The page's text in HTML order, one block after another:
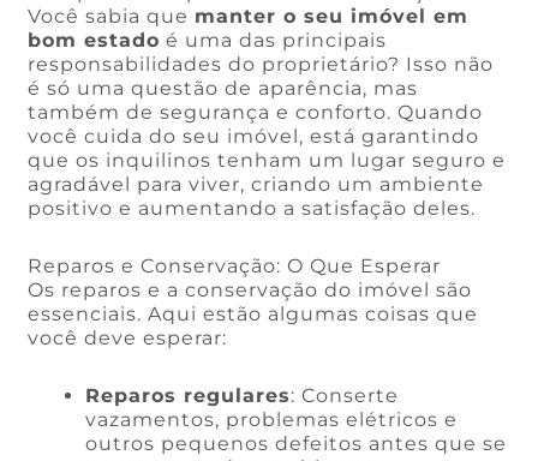
Você sabia que manter o seu imóvel em
bom estado é uma das principais
responsabilidades do proprietário? Isso não
é só uma questão de aparência, mas
também de segurança e conforto. Quando
você cuida do seu imóvel, está garantindo
que os inquilinos tenham um lugar seguro e
agradável para viver, criando um ambiente
positivo e aumentando a satisfação deles.
Reparos e Conservação: O Que Esperar
Os reparos e a conservação do imóvel são
essenciais. Aqui estão algumas coisas que
você deve esperar:
Reparos regulares: Conserte
vazamentos, problemas elétricos e
outros pequenos defeitos antes que se